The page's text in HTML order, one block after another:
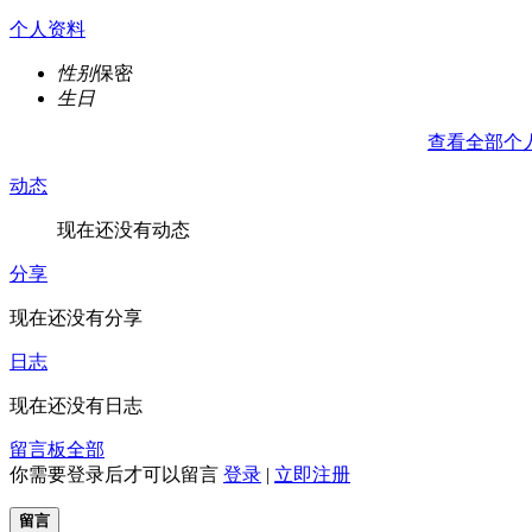
个人资料
性别保密
生日
查看全部个
动态
现在还没有动态
分享
现在还没有分享
日志
现在还没有日志
留言板全部
你需要登录后才可以留言 登录 | 立即注册
留言